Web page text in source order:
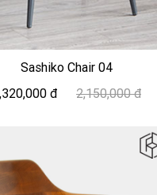
Sashiko Chair 04
đ
2,150,000 đ